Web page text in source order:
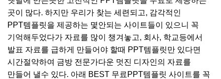
곳이 많다. 하지만 우리가 찾는 세련되고, 감각적인
PPT템플릿을 제공하는 몇안되는 사이트들이 있으니 꼭
기억해두었다가 자료를 많이 챙겨놓고, 회사, 학교등에서
발표 자료를 급하게 만들어야 할때 PPT템플릿만 있다면
시간절약하여 금방 전문가다운 멋진 디자인의 자료를
만들어 낼수 있다. 아래 BEST 무료PPT템플릿 사이트를 꼭